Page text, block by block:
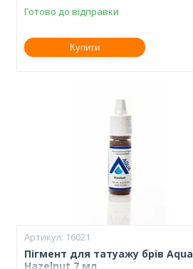
Готово до відправки
Купити
16021
Пігмент для татуажу брів Aqua
Hazelnut 7 мл